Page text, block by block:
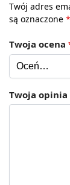
Twój adres
są oznaczone *
Twoja ocena
Twoja opinia